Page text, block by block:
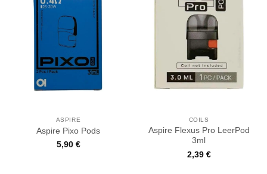
ASPIRE
Aspire Pixo Pods
5,90 €
COILS
Aspire Flexus Pro LeerPod
3ml
2,39 €